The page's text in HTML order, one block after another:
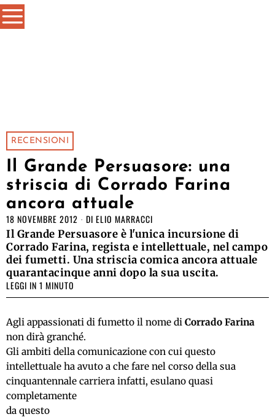
RECENSIONI
Il Grande Persuasore: una
striscia di Corrado Farina
ancora attuale
18 NOVEMBRE 2012 DI ELIO MARRACCI
Il Grande Persuasore è l'unica incursione di
Corrado Farina, regista e intellettuale, nel campo
dei fumetti. Una striscia comica ancora attuale
quarantacinque anni dopo la sua uscita.
LEGGI IN 1 MINUTO
Agli appassionati di fumetto il nome di Corrado Farina
non dirà granché.
Gli ambiti della comunicazione con cui questo
intellettuale ha avuto a che fare nel corso della sua
cinquantennale carriera infatti, esulano quasi
completamente
da questo